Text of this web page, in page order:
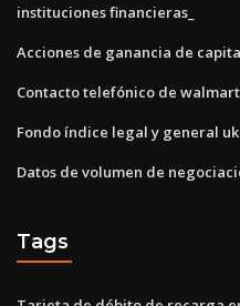
instituciones financieras_
Acciones de ganancia de
Contacto telefónico de
Fondo índice legal y general uk
Datos de volumen de
Tags